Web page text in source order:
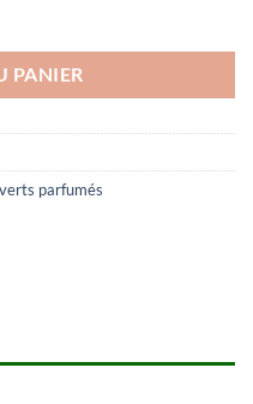
PANIER
parfumés